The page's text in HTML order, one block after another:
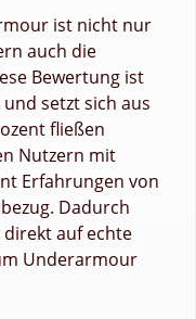
ist nicht nur
auch die
Bewertung ist
setzt sich aus
fließen
Nutzern mit
Erfahrungen von
Dadurch
auf echte
Underarmour